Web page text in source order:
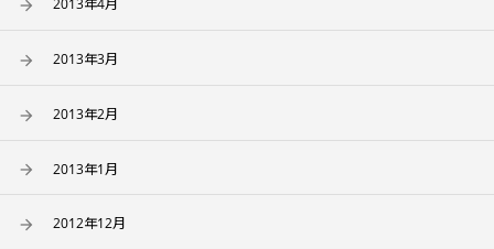
2013年4月
2013年3月
2013年2月
2013年1月
2012年12月